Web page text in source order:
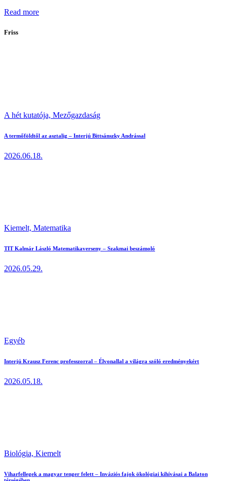
Read more
Friss
A hét kutatója, Mezőgazdaság
A termőföldtől az asztalig – Interjú Bittsánszky Andrással
2026.06.18.
Kiemelt, Matematika
TIT Kalmár László Matematikaverseny – Szakmai beszámoló
2026.05.29.
Egyéb
Interjú Krausz Ferenc professzorral – Élvonallal a világra szóló eredményekért
2026.05.18.
Biológia, Kiemelt
Viharfellegek a magyar tenger felett – Inváziós fajok ökológiai kihívásai a Balaton
térségében